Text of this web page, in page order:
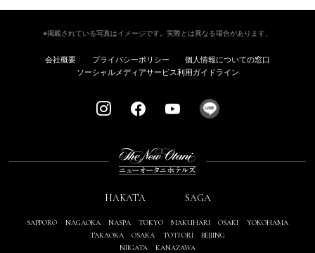
※掲載されている写真はイメージです。実際とは異なる場合があります。
会社概要 プライバシーポリシー
個人情報についての窓口
ソーシャルメディアサービス利用ガイドライン
HAKATA SAGA
SAPPORO NAGAOKA NASPA TOKYO MAKUHARI OSAKI
YOKOHAMA
TAKAOKA
OSAKA TOTTORI
BEIJING
NIIGATA
KANAZAWA